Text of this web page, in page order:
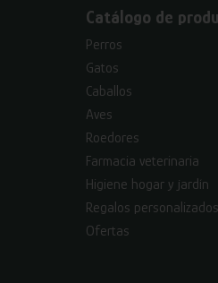
Catálogo de
Perros
Gatos
Caballos
Aves
Roedores
Farmacia veterinaria
Higiene hogar y jardín
Regalos personalizados
Ofertas